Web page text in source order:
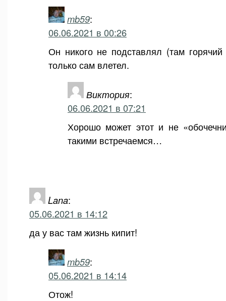
mb59:
06.06.2021 в 00:26
Он никого не подставлял (там
только сам влетел.
Виктория:
06.06.2021 в 07:21
Хорошо может этот и не
такими встречаемся…
Lana:
05.06.2021 в 14:12
да у вас там жизнь кипит!
mb59:
05.06.2021 в 14:14
Отож!